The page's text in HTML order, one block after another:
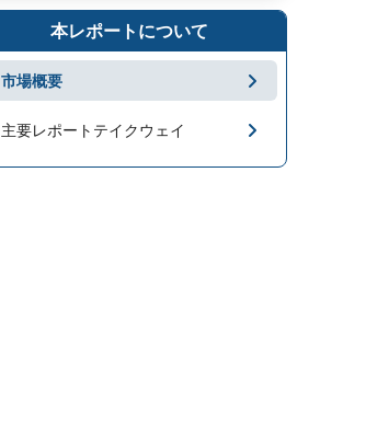
本レポートについて
市場概要
主要レポートテイクウェイ